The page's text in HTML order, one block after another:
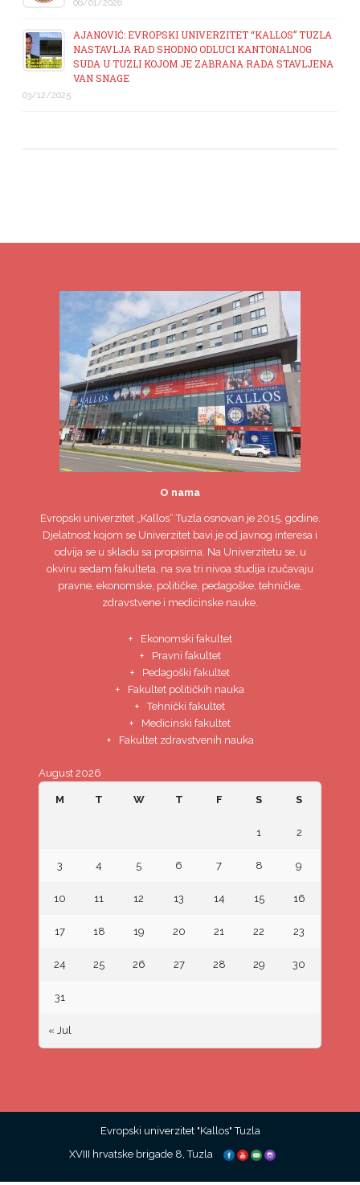
06/01/2026
AJANOVIĆ: EVROPSKI UNIVERZITET “KALLOS” TUZLA
NASTAVLJA RAD SHODNO ODLUCI KANTONALNOG
SUDA U TUZLI KOJOM JE ZABRANA RADA STAVLJENA
VAN SNAGE
03/12/2025
O nama
Evropski univerzitet„Kallos“ Tuzla osnovan je 2015. godine.
Djelatnost kojom se Univerzitet bavi je od javnog interesa i
odvija se u skladu sa propisima. Na Univerzitetu se, u
okviru sedam fakulteta, na sva tri nivoa studija izučavaju
pravne, ekonomske, političke, pedagoške, tehničke,
zdravstvene i medicinske nauke.
Ekonomski fakultet
Pravni fakultet
Pedagoški fakultet
Fakultet političkih nauka
Tehnički fakultet
Medicinski fakultet
Fakultet zdravstvenih nauka
August 2026
M T W T F S S
« Jul
1 2
3 4 5 6 7 8 9
10 11 12 13 14 15 16
17 18 19 20 21 22 23
24 25 26 27 28 29 30
31
Evropski univerzitet "Kallos" Tuzla
XVIII hrvatske brigade 8, Tuzla